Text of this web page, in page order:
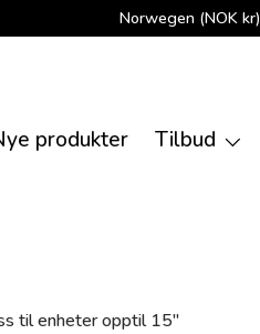
Land/Region
Norwegen (NOK kr)
produkter Tilbud
til enheter opptil 15"